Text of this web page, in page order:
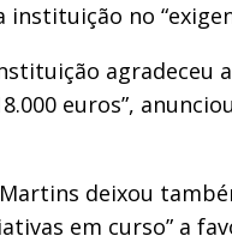
instituição no
agradeceu
euros”,
deixou
em curso” a